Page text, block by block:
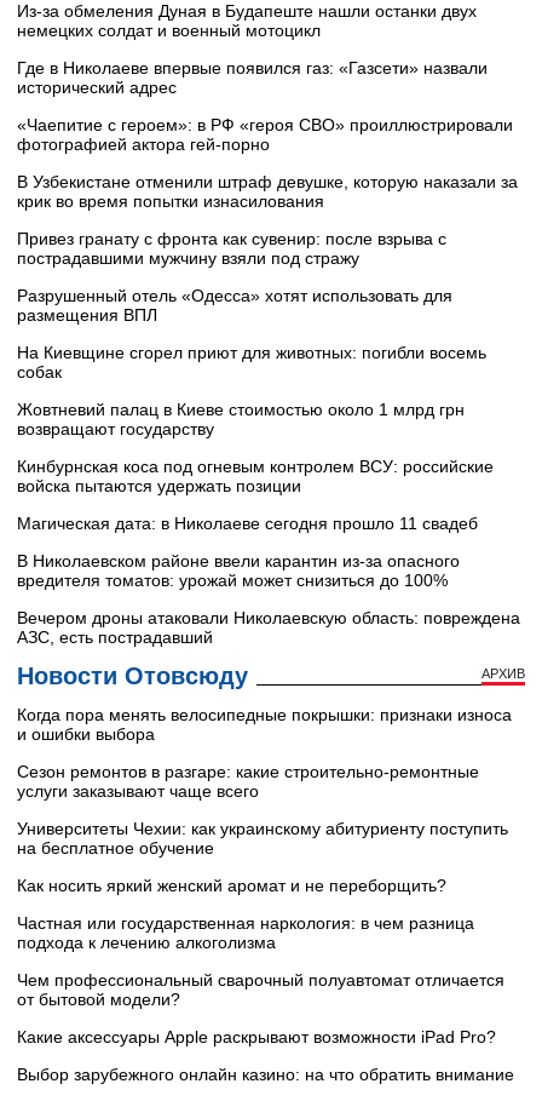
Из-за обмеления Дуная в Будапеште нашли останки двух
немецких солдат и военный мотоцикл
Где в Николаеве впервые появился газ: «Газсети» назвали
исторический адрес
«Чаепитие с героем»: в РФ «героя СВО» проиллюстрировали
фотографией актора гей-порно
В Узбекистане отменили штраф девушке, которую наказали за
крик во время попытки изнасилования
Привез гранату с фронта как сувенир: после взрыва с
пострадавшими мужчину взяли под стражу
Разрушенный отель «Одесса» хотят использовать для
размещения ВПЛ
На Киевщине сгорел приют для животных: погибли восемь
собак
Жовтневий палац в Киеве стоимостью около 1 млрд грн
возвращают государству
Кинбурнская коса под огневым контролем ВСУ: российские
войска пытаются удержать позиции
Магическая дата: в Николаеве сегодня прошло 11 свадеб
В Николаевском районе ввели карантин из-за опасного
вредителя томатов: урожай может снизиться до 100%
Вечером дроны атаковали Николаевскую область: повреждена
АЗС, есть пострадавший
Новости Отовсюду АРХИВ
Когда пора менять велосипедные покрышки: признаки износа
и ошибки выбора
Сезон ремонтов в разгаре: какие строительно-ремонтные
услуги заказывают чаще всего
Университеты Чехии: как украинскому абитуриенту поступить
на бесплатное обучение
Как носить яркий женский аромат и не переборщить?
Частная или государственная наркология: в чем разница
подхода к лечению алкоголизма
Чем профессиональный сварочный полуавтомат отличается
от бытовой модели?
Какие аксессуары Apple раскрывают возможности iPad Pro?
Выбор зарубежного онлайн казино: на что обратить внимание